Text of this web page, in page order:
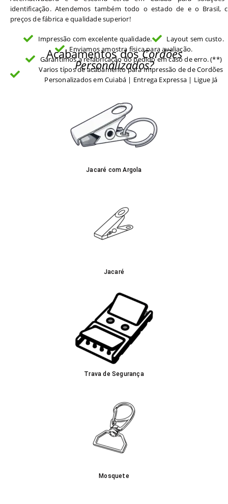
identificação. Atendemos também todo o estado de e o Brasil,
preços de fábrica e qualidade superior!
Impressão com excelente qualidade.
Layout sem custo.
Enviamos amostra física para avaliação.
Garantimos a refabricação do pedido em caso de erro. (**)
Varios típos de acabamento para Impressão de de Cordões
Personalizados em Cuiabá | Entrega Expressa | Ligue Já
Acabamentos dosCordões
Personalizados?
Jacaré com Argola
Jacaré
Trava de Segurança
Mosquete